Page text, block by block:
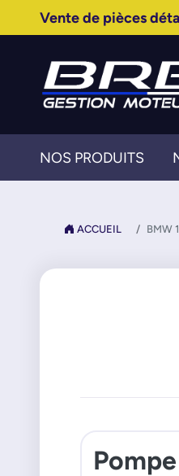
Vente de pièces
NOS PRODUITS
ACCUEIL BMW